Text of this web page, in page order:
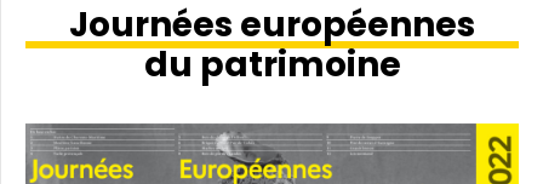
Journées européennes
du patrimoine